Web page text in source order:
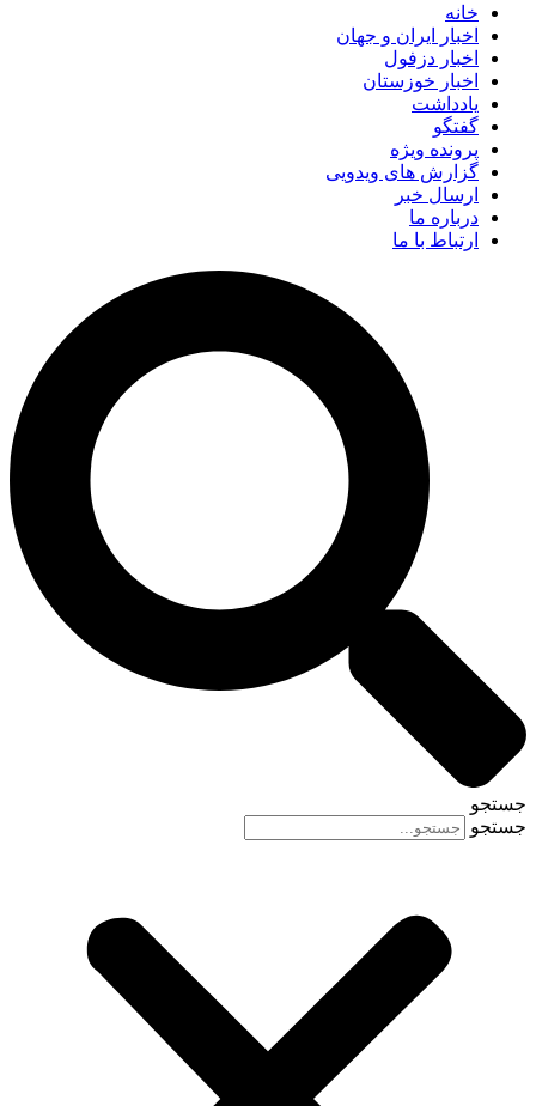
خانه
اخبار ایران و جهان
اخبار دزفول
اخبار خوزستان
یادداشت
گفتگو
پرونده ویژه
گزارش های ویدویی
ارسال خبر
درباره ما
ارتباط با ما
جستجو
جستجو